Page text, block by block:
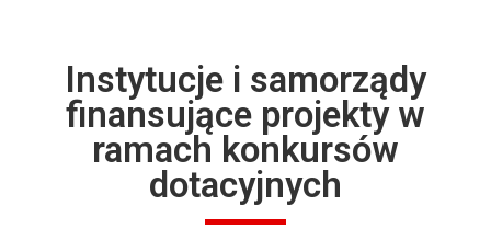
Instytucje i samorządy
finansujące projekty w
ramach konkursów
dotacyjnych